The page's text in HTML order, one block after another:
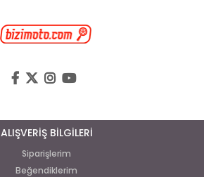
ALIŞVERİŞ BİLGİLERİ
Siparişlerim
Beğendiklerim